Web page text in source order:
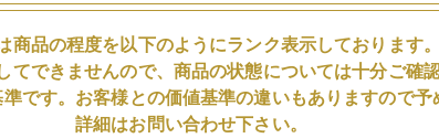
商品の程度を以下のようにランク表示しております。
てできませんので、商品の状態については十分ご確
です。お客様との価値基準の違いもありますので予
詳細はお問い合わせ下さい。